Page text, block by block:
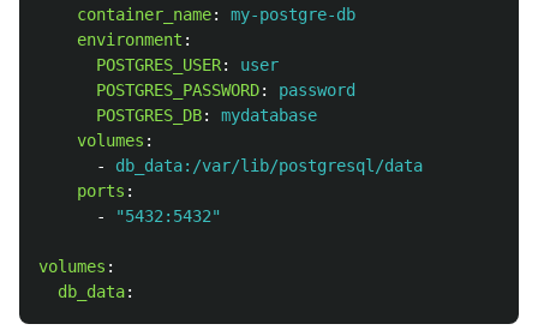
container_name:
my-postgre-db
environment :
POSTGRES_USER:
user
POSTGRES_PASSWORD:
password
POSTGRES_DB:
mydatabase
volumes :
-
db_data:/var/lib/postgresql/data
ports :
-
"5432:5432"
volumes :
db_data: